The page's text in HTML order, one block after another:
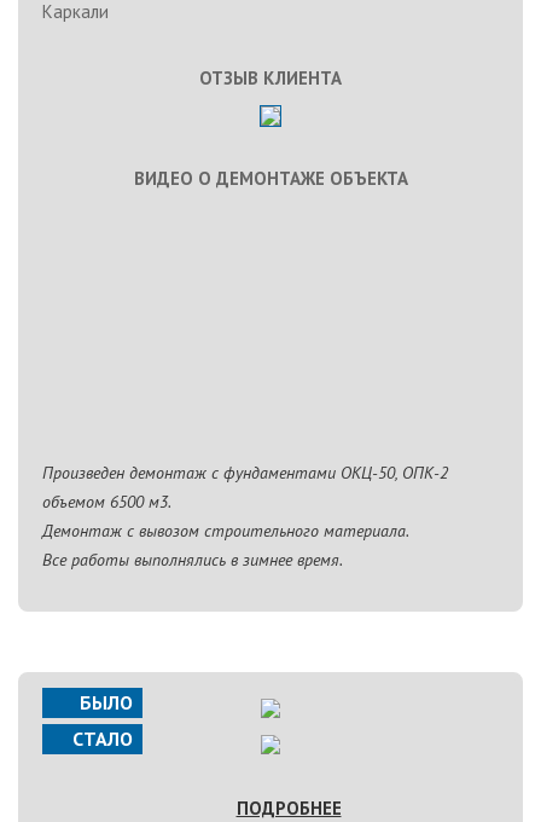
Каркали
ОТЗЫВ КЛИЕНТА
ВИДЕО О ДЕМОНТАЖЕ ОБЪЕКТА
Произведен демонтаж с фундаментами ОКЦ-50, ОПК-2
объемом 6500 м3.
Демонтаж с вывозом строительного материала.
Все работы выполнялись в зимнее время.
БЫЛО
СТАЛО
ПОДРОБНЕЕ